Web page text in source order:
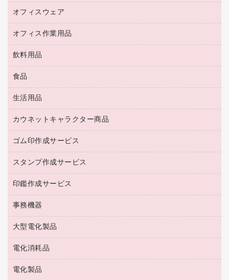
ＵＳＢハブ／ＵＳＢアクセサリー
ＯＡフィルター
ＯＡクリーナー／エアダスター
ＨＤＤ／ＳＳＤ
ディスプレイモニター
インクジェットプリンタ／複合機
ロッカー・下駄箱
その他収納
オフィスアクセサリー
オフィスウェア
医療・介護・ワーキングウェア
ブラウス・シャツ
アウター
オフィス作業用品
養生用品
防災用備蓄食品・飲料
台車・脚立
倉庫収納用品
作業用雑貨
梱包用品
梱包用テープ
工場用品
園芸用品
ペット用品
飲料用品
緑茶飲料
茶葉・インスタント
紅茶・バラエティ飲料
レギュラーコーヒー
ミルク・シュガー
ソフトドリンク
コーヒーメーカー・備品
インスタントコーヒー
お茶備品
食品
食品
生活用品
浴室用品
台所用洗剤
掃除用品
掃除用洗剤
洗濯用品
消臭・芳香剤
殺虫剤
飲食用消耗品
飲食雑貨用品
カウネットキャラクター商品
カウネットキャラクター商品
ゴム印作成サービス
ゴム印作成サービス
ゴム印（一行印）作成サービス
ゴム印（フリーサイズ印）作成サービス
スタンプ作成サービス
シヤチハタスタンプ作成サービス
カウネットスタンプ作成サービス
印鑑作成サービス
印鑑作成サービス
事務機器
大型シュレッダー（共配）
レーザーポインター
ラミネートフィルム
ラミネータ
大型電化製品
冷蔵庫・キッチン・調理家電
テレビ・ＡＶ機器
電化消耗品
電球・蛍光灯
電化製品